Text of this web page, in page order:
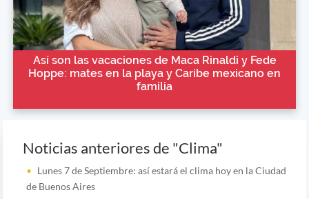
Así son las vacaciones de Maca Rinaldi y Fede
Hoppe: mates en la playa y Caribe mexicano en
familia
Noticias anteriores de "Clima"
Lunes 7 de Septiembre: así estará el clima hoy en la Ciudad
de Buenos Aires